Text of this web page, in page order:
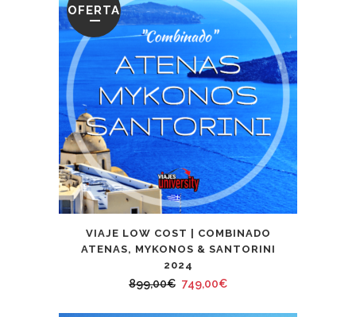
era:
759,00€.
es:
699,00€.
OFERTA
VIAJE LOW COST | COMBINADO
ATENAS, MYKONOS & SANTORINI
2024
899,00€ El
749,00€El